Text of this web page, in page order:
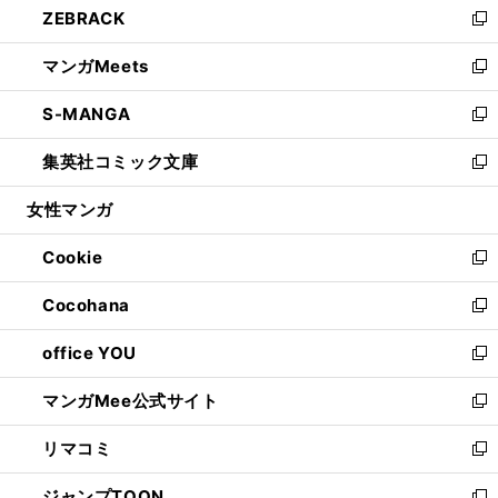
く
で
開
く
ド
ウ
で
開
く
ィ
ン
ド
ウ
で
開
く
い
ウ
ィ
ン
ド
ウ
で
開
ZEBRACK
新
し
い
ウ
ィ
ン
ド
ウ
開
く
マンガMeets
新
し
い
ウ
ィ
ン
ウ
で
開
く
S-MANGA
新
し
い
ウ
ン
ド
ウ
で
開
く
集英社コミック文庫
新
し
ウ
ィ
ン
ド
ウ
で
開
く
女性マンガ
Cookie
新
し
い
ウ
ィ
ン
ド
ウ
で
開
Cocohana
新
し
い
ウ
ィ
ン
ド
ウ
office YOU
新
し
い
ウ
ィ
ン
マンガMee公式サイト
新
し
い
ウ
リマコミ
新
し